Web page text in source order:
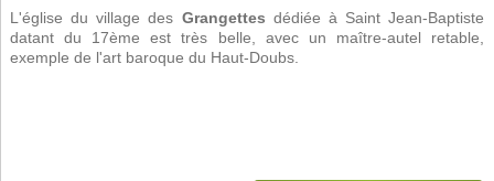
L'église du village des Grangettes dédiée à Saint Jean-Baptiste
datant du 17ème est très belle, avec un maître-autel retable,
exemple de l'art baroque du Haut-Doubs.